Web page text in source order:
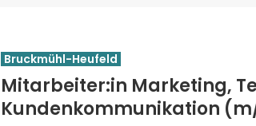
Mitarbeiter:in Marketing,
Kundenkommunikation
Bruckmühl-Heufeld